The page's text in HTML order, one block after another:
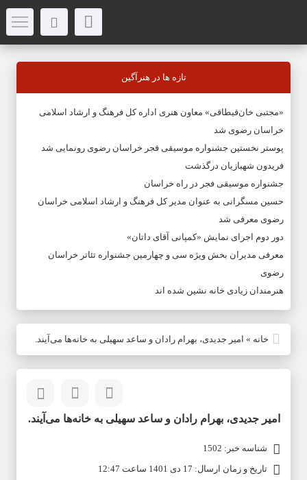
تازه ها در هنرآگین
«مجتبی خان‌قیطاقی» معاون هنری اداره کل فرهنگ و ارشاد اسلامی
خراسان رضوی شد
پوستر نخستین جشنواره موسیقی فجر خراسان رضوی رونمایی شد
فریدون شهبازیان درگذشت
جشنواره موسیقی فجر در راه خراسان
حسین مسگرانی به عنوان مدیر کل فرهنگ و ارشاد اسلامی خراسان
رضوی معرفی شد
دور دوم اجرای نمایش «کمپانی آقای داتان»
معرفی مدیران بخش ویژه سی و چهارمین جشنواره تئاتر خراسان
رضوی
هنرمندان زیادی خانه نشین شده اند
خانه » امیر جدیدی، بهرام رادان و ساعد سهیلی به خانه‌ها می‌آیند.
امیر جدیدی، بهرام رادان و ساعد سهیلی به خانه‌ها می‌آیند.
شناسه خبر: 1502
تاریخ و زمان ارسال: 17 دی 1401 ساعت 12:47